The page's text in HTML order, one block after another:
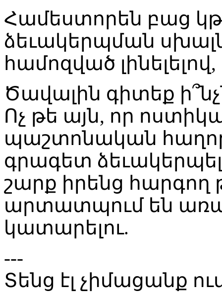
Համեստորեն բաց
ձեւակերպման
համոզված
Ծավալին գիտեք
Ոչ թե այն, որ
պաշտոնական
գրագետ
շարք իրենց հարգող
արտատպում են
կատարելու.
---
Տենց էլ չիմացանք